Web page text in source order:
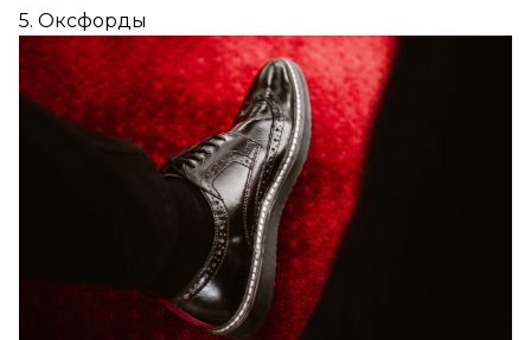
5. Оксфорды